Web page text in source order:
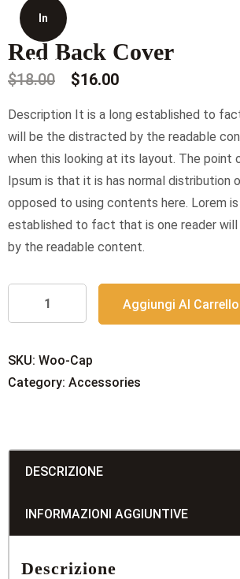
In
offerta!
Red Back Cover
$18.00
era:
$18.00.
$16.00Il
attuale
è:
$16.00.
Description It is a long established to
will be the distracted by the readable
when this looking at its layout. The point
Ipsum is that it is has normal distribution
opposed to using contents here. Lorem is
established to fact that is one reader
by the readable content.
quantità
Aggiungi Al Carrello
SKU: Woo-Cap
Category: Accessories
DESCRIZIONE
INFORMAZIONI AGGIUNTIVE
Descrizione